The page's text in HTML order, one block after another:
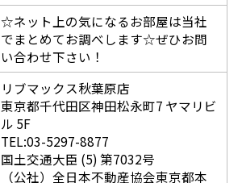
☆ネット上の気になるお部屋は当社
でまとめてお調べします☆ぜひお問
い合わせ下さい！
リブマックス秋葉原店
東京都千代田区神田松永町7 ヤマリビ
ル 5F
TEL:03-5297-8877
国土交通大臣 (5) 第7032号
（公社）全日本不動産協会東京都本